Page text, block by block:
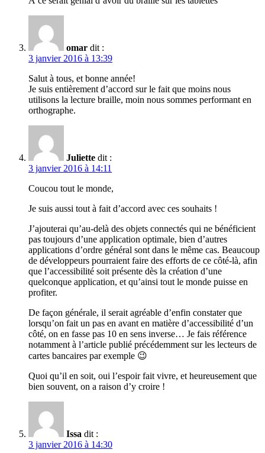
omar dit :
3 janvier 2016 à 13:39
Salut à tous, et bonne année!
Je suis entièrement d’accord sur le fait que moins nous
utilisons la lecture braille, moin nous sommes performant en
orthographe.
Juliette dit :
3 janvier 2016 à 14:11
Coucou tout le monde,
Je suis aussi tout à fait d’accord avec ces souhaits !
J’ajouterai qu’au-delà des objets connectés qui ne bénéficient
pas toujours d’une application optimale, bien d’autres
applications d’ordre général sont dans le même cas. Beaucoup
de développeurs pourraient faire des efforts de ce côté-là, afin
que l’accessibilité soit présente dès la création d’une
quelconque application, et qu’ainsi tout le monde puisse en
profiter.
De façon générale, il serait agréable d’enfin constater que
lorsqu’on fait un pas en avant en matière d’accessibilité d’un
côté, on en fasse pas 10 en sens inverse… Je fais référence
notamment à l’article publié précédemment sur les lecteurs de
cartes bancaires par exemple 😉
Quoi qu’il en soit, oui l’espoir fait vivre, et heureusement que
bien souvent, on a raison d’y croire !
Issa dit :
3 janvier 2016 à 14:30